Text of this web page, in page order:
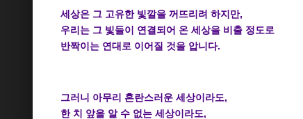
세상은 그 고유한 빛깔을 꺼뜨리려 하지만,
우리는 그 빛들이 연결되어 온 세상을 비출 정도로
반짝이는 연대로 이어질 것을 압니다.
그러니 아무리 혼란스러운 세상이라도,
한 치 앞을 알 수 없는 세상이라도,